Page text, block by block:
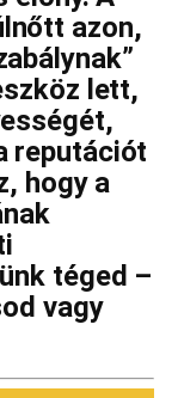
azon,
lett,
reputációt
hogy a
téged –
vagy